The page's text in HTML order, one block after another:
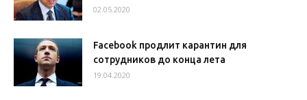
02.05.2020
Facebook продлит карантин для
сотрудников до конца лета
19.04.2020